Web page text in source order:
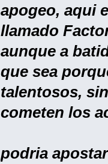
apogeo, aqui
llamado
aunque a
que sea
talentosos,
cometen los
podria